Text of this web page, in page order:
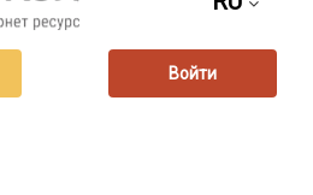
Войти